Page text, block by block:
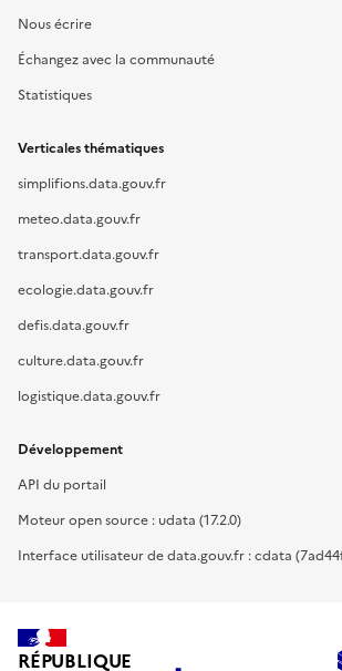
Nous écrire
Échangez avec la communauté
Statistiques
Verticales thématiques
simplifions.data.gouv.fr
meteo.data.gouv.fr
transport.data.gouv.fr
ecologie.data.gouv.fr
defis.data.gouv.fr
culture.data.gouv.fr
logistique.data.gouv.fr
Développement
API du portail
Moteur open source : udata (17.2.0)
Interface utilisateur de data.gouv.fr : cdata
RÉPUBLIQUE